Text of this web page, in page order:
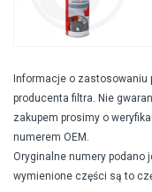
Informacje o zastosowaniu
producenta filtra. Nie
zakupem prosimy o
numerem OEM.
Oryginalne numery podano
wymienione części są to